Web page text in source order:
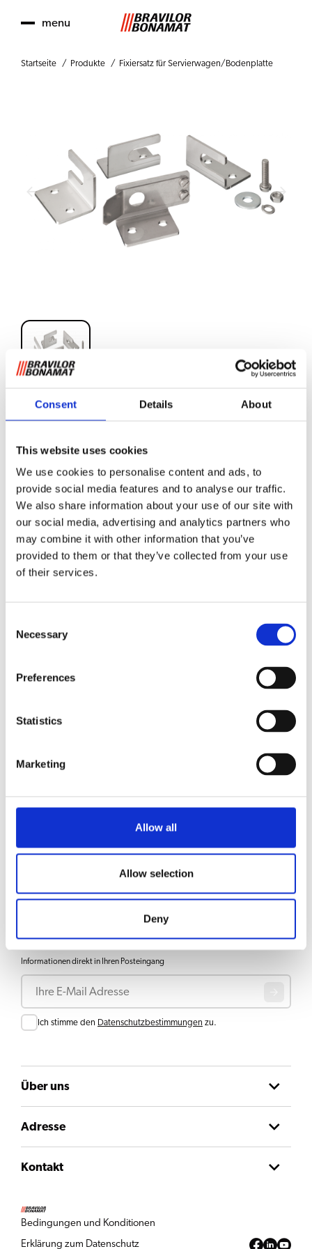
Consent Details About
This website uses cookies
We use cookies to personalise content and ads, to
provide social media features and to analyse our traffic.
We also share information about your use of our site with
our social media, advertising and analytics partners who
may combine it with other information that you’ve
provided to them or that they’ve collected from your use
of their services.
Selection
Necessary
Preferences
Statistics
Marketing
Allow all
Allow selection
Deny
menu
Startseite Produkte Fixiersatz für Servierwagen/Bodenplatte
Fixiersatz für
Servierwagen/Bodenplatte
Für B(HW)-serie. Zum Fixieren eines Vorratsbehälters auf
Servierwagen oder Bodenplatte.
Informationen anfordern
B20 W L/R mit Filterkorb Produkt anzeigen
B5 HW W L/R mit Filterkorb Produkt anzeigen
1 2 3 4
Informationen direkt in Ihren Posteingang
E-Mail
Consent
Ich stimme den Datenschutzbestimmungen zu.
Über uns
Adresse
Kontakt
Bedingungen und Konditionen
Erklärung zum Datenschutz